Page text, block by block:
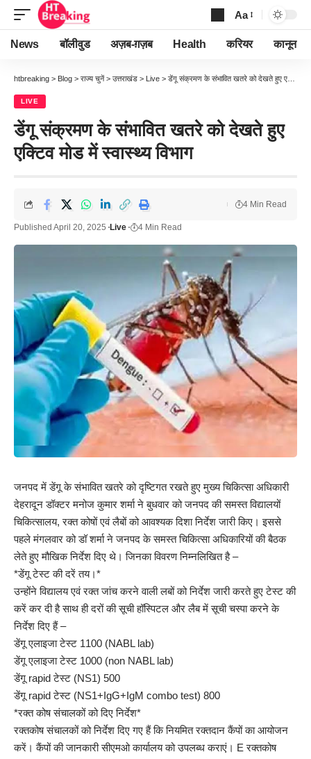
Font
Resizer
Aa
News बॉलीवुड अज़ब-ग़ज़ब Health करियर कानून
htbreaking > Blog > राज्य चुनें > उत्तराखंड > Live > डेंगू संक्रमण के संभावित खतरे को देखते हुए एक्टिव मोड में स्वास्थ्य विभाग
LIVE
डेंगू संक्रमण के संभावित खतरे को देखते हुए
एक्टिव मोड में स्वास्थ्य विभाग
Published April 20, 2025 Live 4 Min Read
4 Min Read
जनपद में डेंगू के संभावित खतरे को दृष्टिगत रखते हुए मुख्य चिकित्सा अधिकारी
देहरादून डॉक्टर मनोज कुमार शर्मा ने बुधवार को जनपद की समस्त विद्यालयों
चिकित्सालय, रक्त कोषों एवं लैबों को आवश्यक दिशा निर्देश जारी किए। इससे
पहले मंगलवार को डॉ शर्मा ने जनपद के समस्त चिकित्सा अधिकारियों की बैठक
लेते हुए मौखिक निर्देश दिए थे। जिनका विवरण निम्नलिखित है –
*डेंगू टेस्ट की दरें तय।*
उन्होंने विद्यालय एवं रक्त जांच करने वाली लबों को निर्देश जारी करते हुए टेस्ट की
करें कर दी है साथ ही दरों की सूची हॉस्पिटल और लैब में सूची चस्पा करने के
निर्देश दिए हैं –
डेंगू एलाइजा टेस्ट 1100 (NABL lab)
डेंगू एलाइजा टेस्ट 1000 (non NABL lab)
डेंगू rapid टेस्ट (NS1) 500
डेंगू rapid टेस्ट (NS1+IgG+IgM combo test) 800
*रक्त कोष संचालकों को दिए निर्देश*
रक्तकोष संचालकों को निर्देश दिए गए हैं कि नियमित रक्तदान कैंपों का आयोजन
करें। कैंपों की जानकारी सीएमओ कार्यालय को उपलब्ध कराएं। E रक्तकोष